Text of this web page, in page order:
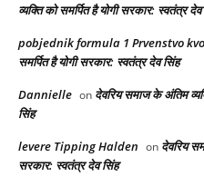
व्यक्ति को समर्पित है योगी सरकार: स्वतंत्र
pobjednik formula 1 Prvenstvo
समर्पित है योगी सरकार: स्वतंत्र देव सिंह
Dannielle on देवरिय समाज के अंतिम
सिंह
levere Tipping Halden on देवरिय
सरकार: स्वतंत्र देव सिंह